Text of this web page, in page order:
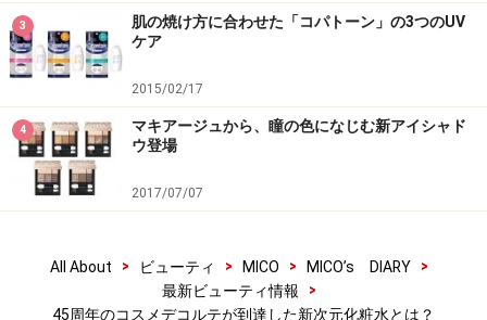
3
肌の焼け方に合わせた「コパトーン」の3つのUV
ケア
2015/02/17
4
マキアージュから、瞳の色になじむ新アイシャド
ウ登場
2017/07/07
All About > ビューティ > MICO > MICO’s DIARY
>
最新ビューティ情報
>
45周年のコスメデコルテが到達した新次元化粧水とは？